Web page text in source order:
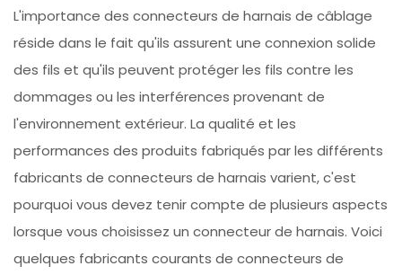
L'importance des connecteurs de harnais de câblage
réside dans le fait qu'ils assurent une connexion solide
des fils et qu'ils peuvent protéger les fils contre les
dommages ou les interférences provenant de
l'environnement extérieur. La qualité et les
performances des produits fabriqués par les différents
fabricants de connecteurs de harnais varient, c'est
pourquoi vous devez tenir compte de plusieurs aspects
lorsque vous choisissez un connecteur de harnais. Voici
quelques fabricants courants de connecteurs de